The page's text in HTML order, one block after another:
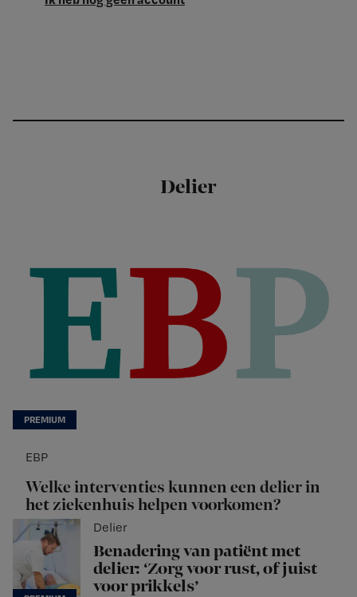
Delier
EBP
Welke interventies kunnen een delier in
het ziekenhuis helpen voorkomen?
Delier
Benadering van patiënt met
delier: ‘Zorg voor rust, of juist
voor prikkels’